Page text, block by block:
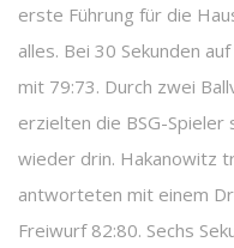
erste Führung für die
alles. Bei 30 Sekunden
mit 79:73. Durch zwei
erzielten die BSG-Spieler
wieder drin. Hakanowitz
antworteten mit einem
Freiwurf 82:80. Sechs